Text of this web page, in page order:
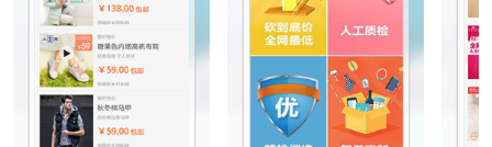
*拥有大量的商品资源，涵盖了各个品类，轻松找到自己
需要的商品。
*提供各种优惠券，以更低的价格购买优质商品，享受实
惠的购物体验。